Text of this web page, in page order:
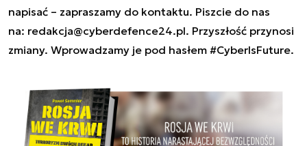
napisać – zapraszamy do kontaktu. Piszcie do nas
na: redakcja@cyberdefence24.pl. Przyszłość przynosi
zmiany. Wprowadzamy je pod hasłem #CyberIsFuture.